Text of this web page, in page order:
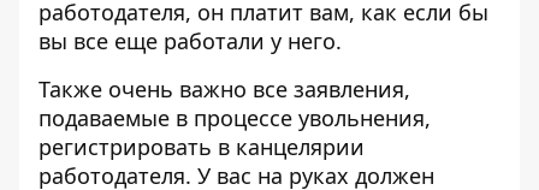
работодателя, он платит вам, как если бы
вы все еще работали у него.
Также очень важно все заявления,
подаваемые в процессе увольнения,
регистрировать в канцелярии
работодателя. У вас на руках должен